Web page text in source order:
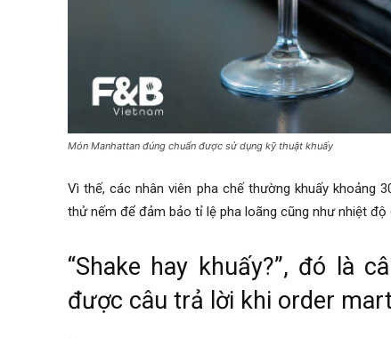
Món Manhattan đúng chuẩn được sử dụng kỹ thuật khuấy
Vì thế, các nhân viên pha chế thường khuấy khoảng
thử nếm để đảm bảo tỉ lệ pha loãng cũng như nhiệt
“Shake hay khuấy?”, đó là
được câu trả lời khi order